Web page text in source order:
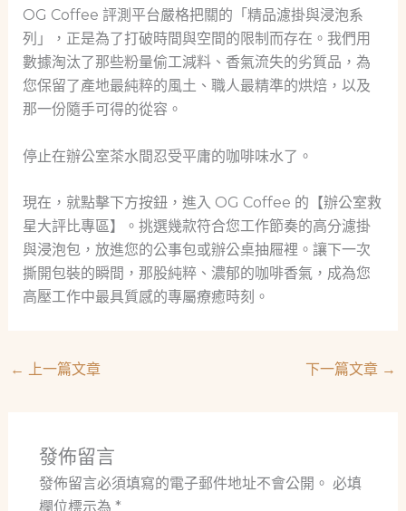
OG Coffee 評測平台嚴格把關的「精品濾掛與浸泡系
列」，正是為了打破時間與空間的限制而存在。我們用
數據淘汰了那些粉量偷工減料、香氣流失的劣質品，為
您保留了產地最純粹的風土、職人最精準的烘焙，以及
那一份隨手可得的從容。
停止在辦公室茶水間忍受平庸的咖啡味水了。
現在，就點擊下方按鈕，進入 OG Coffee 的【辦公室救
星大評比專區】。挑選幾款符合您工作節奏的高分濾掛
與浸泡包，放進您的公事包或辦公桌抽屜裡。讓下一次
撕開包裝的瞬間，那股純粹、濃郁的咖啡香氣，成為您
高壓工作中最具質感的專屬療癒時刻。
← 上一篇文章 下一篇文章 →
發佈留言
發佈留言必須填寫的電子郵件地址不會公開。 必填
欄位標示為 *